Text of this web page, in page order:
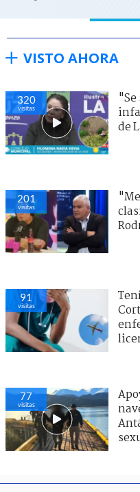
VISTO AHORA
320
visitas
de
201
visitas
91
visitas
77
visitas